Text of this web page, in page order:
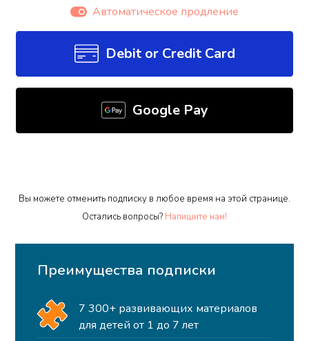
Автоматическое продление
Debit or Credit Card
Google Pay
Вы можете отменить подписку в любое время на этой странице.
Остались вопросы? Напишите нам!
Преимущества подписки
7 300+ развивающих материалов
для детей от 1 до 7 лет